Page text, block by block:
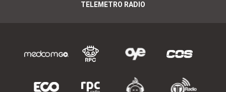
TELEMETRO RADIO